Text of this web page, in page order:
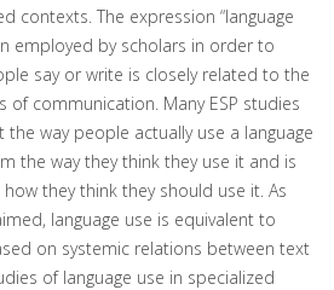
contexts. The expression “language
employed by scholars in order to
say or write is closely related to the
communication. Many ESP studies
way people actually use a language
the way they think they use it and is
they think they should use it. As
language use is equivalent to
on systemic relations between text
of language use in specialized